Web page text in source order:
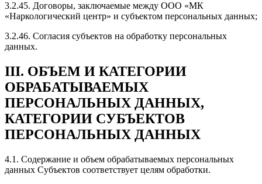
3.2.45. Договоры, заключаемые между ООО «МК
«Наркологический центр» и субъектом персональных данных;
3.2.46. Согласия субъектов на обработку персональных
данных.
III. ОБЪЕМ И КАТЕГОРИИ
ОБРАБАТЫВАЕМЫХ
ПЕРСОНАЛЬНЫХ ДАННЫХ,
КАТЕГОРИИ СУБЪЕКТОВ
ПЕРСОНАЛЬНЫХ ДАННЫХ
4.1. Содержание и объем обрабатываемых персональных
данных Субъектов соответствует целям обработки.